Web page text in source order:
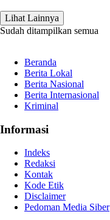
Lihat Lainnya
Sudah ditampilkan semua
Beranda
Berita Lokal
Berita Nasional
Berita Internasional
Kriminal
Informasi
Indeks
Redaksi
Kontak
Kode Etik
Disclaimer
Pedoman Media Siber